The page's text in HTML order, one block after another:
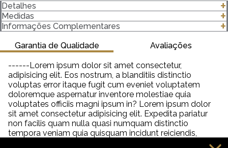
Detalhes
- Modelagem Especial
- 100% algodão
- Lavagem Mamorizada
- Estampa Aplicação bordada com o próprio tecido
- Gola canelada 2,5 Centímetros (cm) 2x1 com Elastano
- Gramatura 230 g/m²
Importante saber:
-As cores podem ter algumas variações de acordo com o
monitor ou dispositivo que está utilizando.
-Em produtos de algodão pode haver encolhimento de 2,5 a
3%.
Medidas
clique para abrir as medidas
Informações Complementares
Garantia de Qualidade
------Lorem ipsum dolor sit amet consectetur,
adipisicing elit. Eos nostrum, a blanditiis distinctio
voluptas error itaque fugit cum eveniet voluptatem
doloremque aspernatur inventore molestiae quia
voluptates officiis magni ipsum in? Lorem ipsum dolor
sit amet consectetur adipisicing elit. Expedita pariatur
non facilis quam nulla quasi numquam distinctio
tempora veniam quia quisquam incidunt reiciendis,
saepe neque unde labore illum dolor provident. Lorem
Avaliações